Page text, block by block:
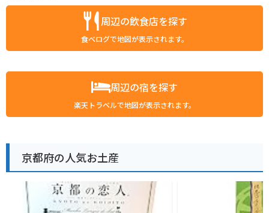
周辺の飲食店を探す
食べログで地図が表示されます。
周辺の宿を探す
楽天トラベルで地図が表示されます。
京都府の人気お土産